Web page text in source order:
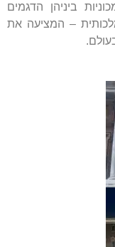
יותר מ – 400 דגמי מכוניות ביניהן הדגמים
– המציעה את